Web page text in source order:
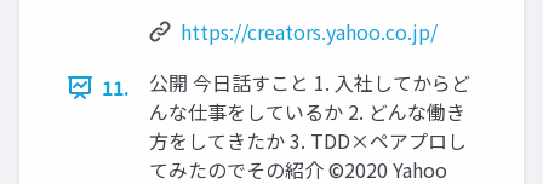
https://creators.yahoo.co.jp/
11.
公開 今⽇話すこと 1. ⼊社してからど
んな仕事をしているか 2. どんな働き
⽅をしてきたか 3. TDD×ペアプロし
てみたのでその紹介 ©2020 Yahoo